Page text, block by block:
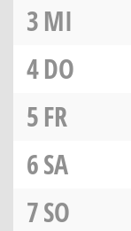
3MI
4DO
5FR
6SA
7SO